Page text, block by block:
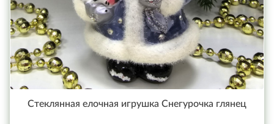
Стеклянная елочная игрушка Снегурочка глянец